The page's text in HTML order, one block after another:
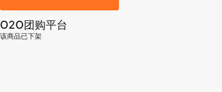
O2O团购平台
该商品已下架